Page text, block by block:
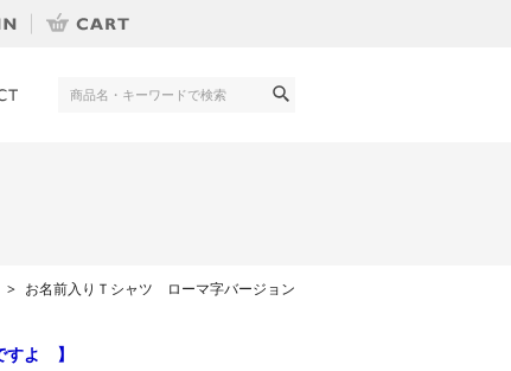
お名前入りＴシャツ ローマ字バージョン
よ 】